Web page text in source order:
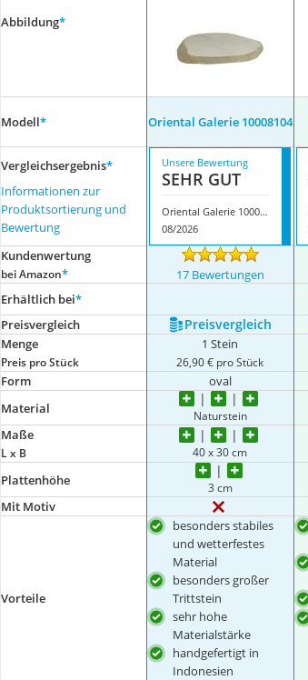
Abbildung*
Modell* Oriental Galerie 10008104
Vergleichsergebnis*
Informationen zur
Produktsortierung und
Bewertung
Unsere Bewertung
SEHR GUT
Oriental Galerie 10008104
08/2026
Kundenwertung
bei Amazon* 17 Bewertungen
Erhältlich bei*
Preis­vergleich
Preis­vergleich
Menge
Preis pro Stück
1 Stein
26,90 € pro Stück
Form oval
Material
Naturstein
Maße
L x B 40 x 30 cm
Plattenhöhe 3 cm
Mit Motiv
Vorteile
besonders stabiles
und wetterfestes
Material
besonders großer
Trittstein
sehr hohe
Materialstärke
handgefertigt in
Indonesien